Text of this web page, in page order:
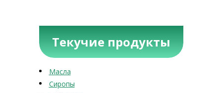
Текучие продукты
Масла
Сиропы